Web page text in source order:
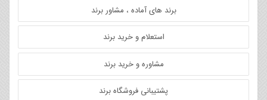
برند های آماده ، مشاور برند
استعلام و خرید برند
مشاوره و خرید برند
پشتیبانی فروشگاه برند